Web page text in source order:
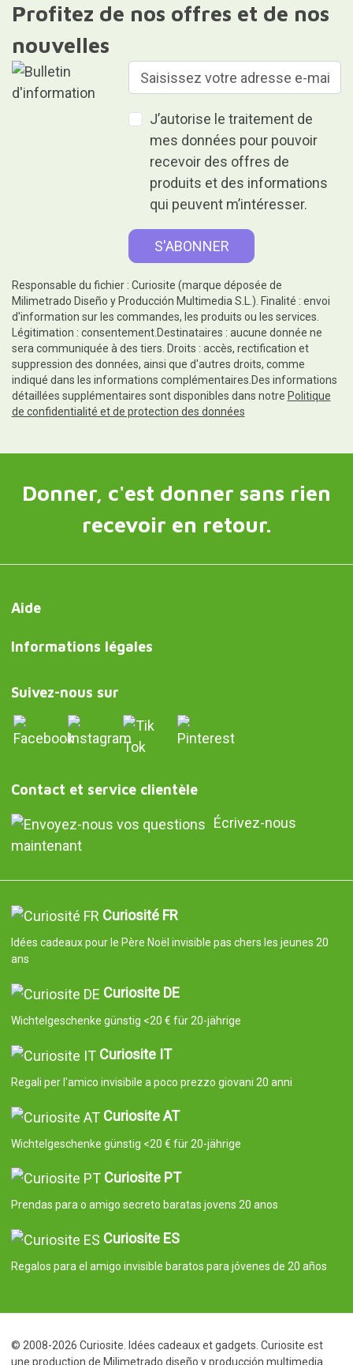
Profitez de nos offres et de nos
nouvelles
J’autorise le traitement de
mes données pour pouvoir
recevoir des offres de
produits et des informations
qui peuvent m’intéresser.
Responsable du fichier : Curiosite (marque déposée de
Milimetrado Diseño y Producción Multimedia S.L.). Finalité : envoi
d'information sur les commandes, les produits ou les services.
Légitimation : consentement.Destinataires : aucune donnée ne
sera communiquée à des tiers. Droits : accès, rectification et
suppression des données, ainsi que d'autres droits, comme
indiqué dans les informations complémentaires.Des informations
détaillées supplémentaires sont disponibles dans notre Politique
de confidentialité et de protection des données
Donner, c'est donner sans rien
recevoir en retour.
Aide
Informations légales
Suivez-nous sur
Contact et service clientèle
Écrivez-nous
maintenant
Curiosité FR
Idées cadeaux pour le Père Noël invisible pas chers les jeunes 20
ans
Curiosite DE
Wichtelgeschenke günstig <20 € für 20-jährige
Curiosite IT
Regali per l'amico invisibile a poco prezzo giovani 20 anni
Curiosite AT
Wichtelgeschenke günstig <20 € für 20-jährige
Curiosite PT
Prendas para o amigo secreto baratas jovens 20 anos
Curiosite ES
Regalos para el amigo invisible baratos para jóvenes de 20 años
© 2008-2026 Curiosite. Idées cadeaux et gadgets. Curiosite est
une production de Milimetrado diseño y producción multimedia